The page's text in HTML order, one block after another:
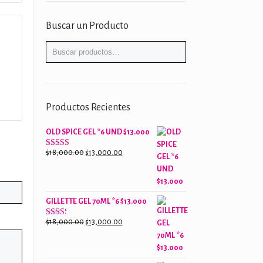
Buscar un Producto
Productos Recientes
OLD SPICE GEL *6 UND $13.000
Valorado
$18,000.00 El
$18,000.00.
$13,000.00El
$13,000.00.
GILLETTE GEL 70ML *6 $13.000
Valorado
$18,000.00 El
$13,000.00El